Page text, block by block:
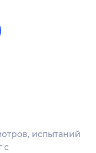
испытаний
с